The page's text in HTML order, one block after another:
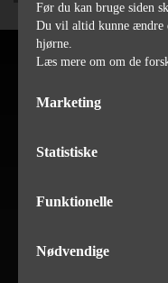
Før du kan bruge siden
Du vil altid kunne ændre
hjørne.
Læs mere om om de
Marketing
Statistiske
Funktionelle
Nødvendige